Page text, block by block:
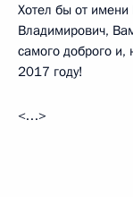
Хотел бы от
Владимирович,
самого доброго
2017 году!
<…>